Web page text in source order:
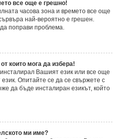
все още е грешно!
часова зона и времето все още
най-вероятно е грешен.
поправи проблема.
които мога да избера!
Вашият език или все още
Опитайте се да се свържете с
да бъде инсталиран езикът, който
ми име?